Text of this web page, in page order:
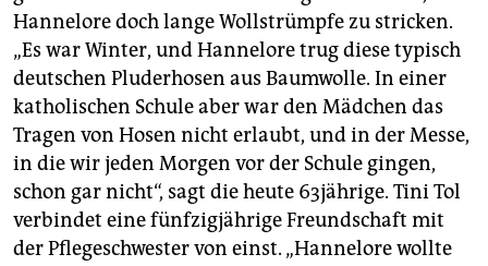
Hannelore doch lange Wollstrümpfe zu stricken.
„Es war Winter, und Hannelore trug diese typisch
deutschen Pluderhosen aus Baumwolle. In einer
katholischen Schule aber war den Mädchen das
Tragen von Hosen nicht erlaubt, und in der Messe,
in die wir jeden Morgen vor der Schule gingen,
schon gar nicht“, sagt die heute 63jährige. Tini Tol
verbindet eine fünfzigjährige Freundschaft mit
der Pflegeschwester von einst. „Hannelore wollte